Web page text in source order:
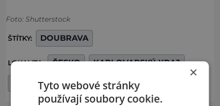
Foto: Shutterstock
ŠTÍTKY: DOUBRAVA
LOKALITA: ČESKO KARLOVARSKÝ KRAJ
OKRES CHEB
×
Tyto webové stránky
používají soubory cookie.